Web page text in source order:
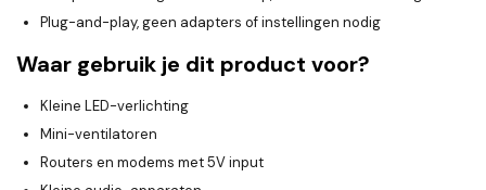
Plug-and-play, geen adapters of instellingen nodig
Waar gebruik je dit product voor?
Kleine LED-verlichting
Mini-ventilatoren
Routers en modems met 5V input